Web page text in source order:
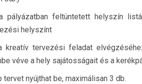
pályázatban feltüntetett helyszín
helyszínt
kreatív tervezési feladat
véve a hely sajátosságait és a
tervet nyújthat be, maximálisan 3 db.